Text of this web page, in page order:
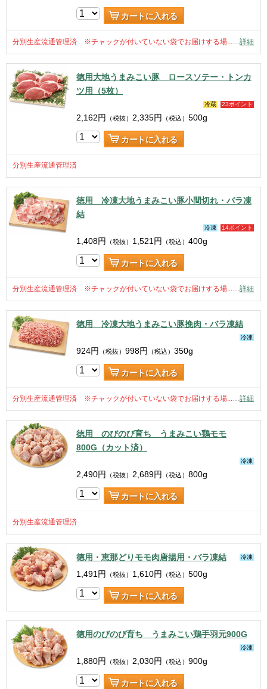
カートに入れる
分別生産流通管理済 ※チャックが付いていない袋でお届けする場...…詳細
徳用大地うまみこい豚 ロースソテー・トンカ
ツ用（5枚）
23ポイント
冷蔵
2,162円 （税抜） 2,335円 （税込） 500g
カートに入れる
分別生産流通管理済
徳用 冷凍大地うまみこい豚小間切れ・バラ凍
結
14ポイント
冷凍
1,408円 （税抜） 1,521 円 （税込） 400g
カートに入れる
分別生産流通管理済 ※チャックが付いていない袋でお届けする場...…詳細
徳用 冷凍大地うまみこい豚挽肉・バラ凍結
冷凍
924円 （税抜） 998円 （税込） 350g
カートに入れる
分別生産流通管理済 ※チャックが付いていない袋でお届けする場...…詳細
徳用 のびのび育ち うまみこい鶏モモ
800G（カット済）
冷凍
2,490円 （税抜） 2,689円 （税込） 800g
カートに入れる
分別生産流通管理済
徳用・恵那どりモモ肉唐揚用・バラ凍結 冷凍
1,491 円 （税抜） 1,610円 （税込） 500g
カートに入れる
徳用のびのび育ち うまみこい鶏手羽元900G
冷凍
1,880円 （税抜） 2,030円 （税込） 900g
カートに入れる